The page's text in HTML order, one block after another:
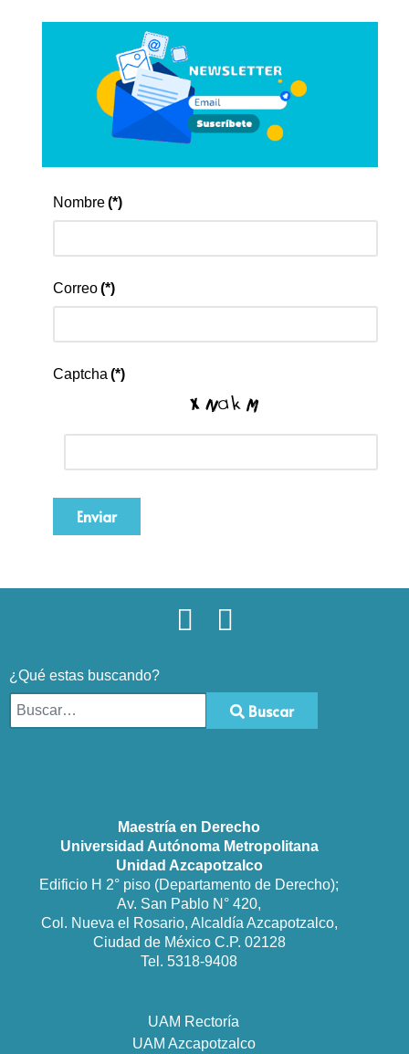
Nombre(*)
Correo(*)
Captcha (*)
Enviar
¿Qué estas buscando?
Buscar
Maestría en Derecho
Universidad Autónoma Metropolitana
Unidad Azcapotzalco
Edificio H 2° piso (Departamento de Derecho);
Av. San Pablo N° 420,
Col. Nueva el Rosario, Alcaldía Azcapotzalco,
Ciudad de México C.P. 02128
Tel. 5318-9408
UAM Rectoría
UAM Azcapotzalco